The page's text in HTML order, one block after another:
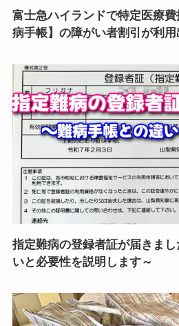
富士急ハイランドで特定医療
病手帳】の障がい者割引が利
指定難病の登録者証が届きま
いと必要性を説明します～